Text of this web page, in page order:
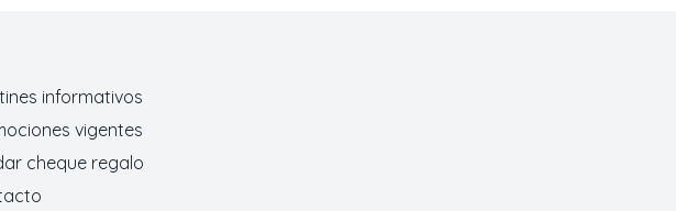
informativos
vigentes
cheque regalo